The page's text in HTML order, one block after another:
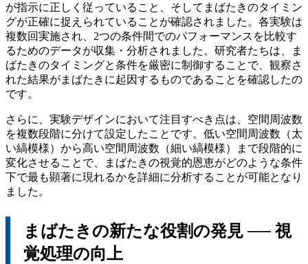
が指示に正しく従っていること、そしてまばたきのタイミン
グが正確に捉えられていることが確認されました。各実験は
複数回実施され、2つの条件間でのパフォーマンスを比較す
るためのデータが収集・分析されました。研究者たちは、ま
ばたきのタイミングと条件を厳密に制御することで、観察さ
れた結果がまばたきに起因するものであることを確認したの
です。
さらに、実験デザインにおいて注目すべき点は、空間周波数
を複数段階に分けて設定したことです。低い空間周波数（太
い縞模様）から高い空間周波数（細い縞模様）まで段階的に
変化させることで、まばたきの視覚的恩恵がどのような条件
下で最も顕著に現れるかを詳細に分析することが可能となり
ました。
まばたきの新たな役割の発見 ── 視
覚処理の向上